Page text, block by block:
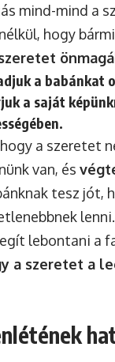
mind-mind a
hogy
a babánkat
a saját
a szeretet
van, és
tesz jót,
lenni.
lebontani a
a szeretet a